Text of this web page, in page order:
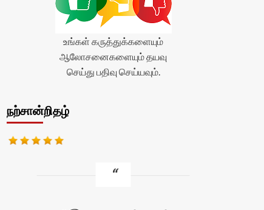
உங்கள் கருத்துக்களையும்
ஆலோசனைகளையும் தயவு
செய்து பதிவு செய்யவும்.
நற்சான்றிதழ்